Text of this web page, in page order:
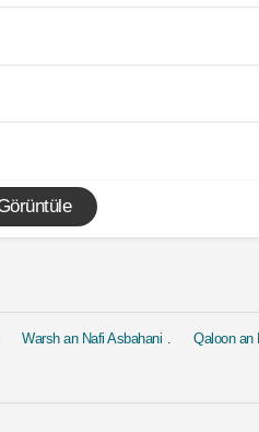
Warsh an Nafi Asbahani Qaloon an